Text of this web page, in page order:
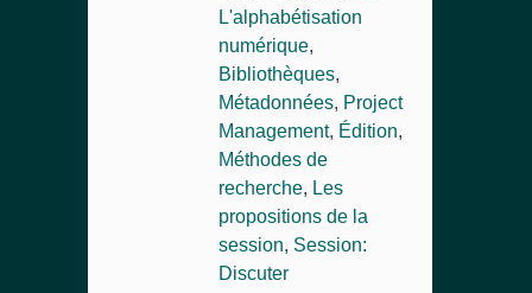
L'alphabétisation
numérique,
Bibliothèques,
Métadonnées, Project
Management, Édition,
Méthodes de
recherche, Les
propositions de la
session, Session:
Discuter